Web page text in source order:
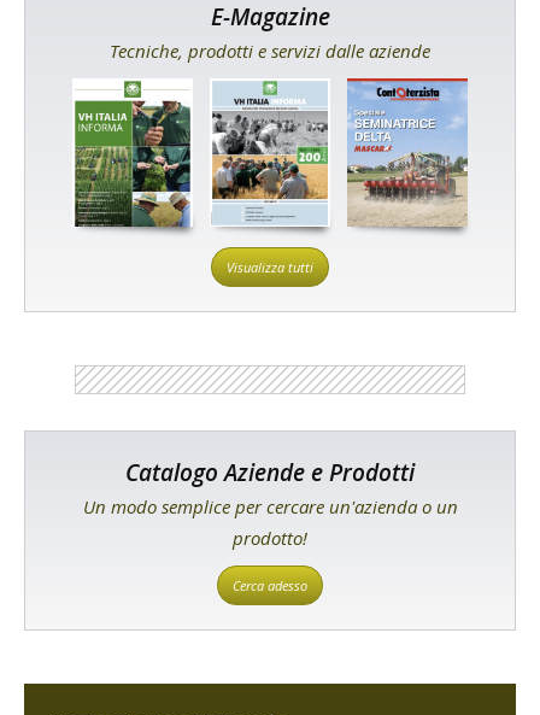
E-Magazine
Tecniche, prodotti e servizi dalle aziende
Visualizza tutti
Catalogo Aziende e Prodotti
Un modo semplice per cercare un'azienda o un
prodotto!
Cerca adesso